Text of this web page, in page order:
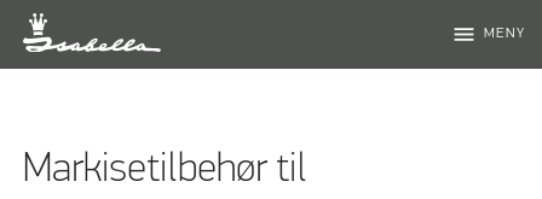
menu MENY
Markisetilbehør til